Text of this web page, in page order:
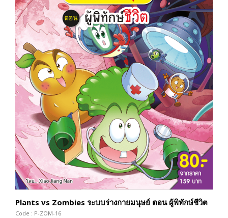
Plants vs Zombies ระบบร่างกายมนุษย์ ตอน ผู้พิทักษ์ชีวิต
Code : P-ZOM-16